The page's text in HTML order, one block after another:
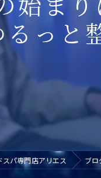
っと
パ専門店アリエス ブロ